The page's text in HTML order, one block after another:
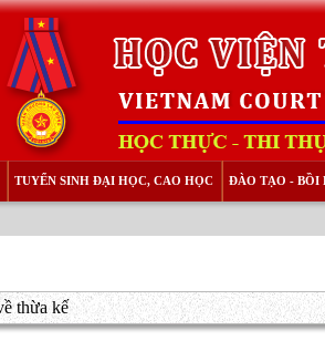
TUYỂN SINH ĐẠI HỌC, CAO HỌC ĐÀO TẠO - BỒI
thừa kế